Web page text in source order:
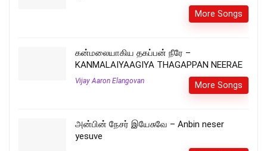
More Songs
கன்மலையாகிய தகப்பன் நீரே –
KANMALAIYAAGIYA THAGAPPAN NEERAE
Vijay Aaron Elangovan More Songs
அன்பின் நேசர் இயேசுவே – Anbin neser
yesuve